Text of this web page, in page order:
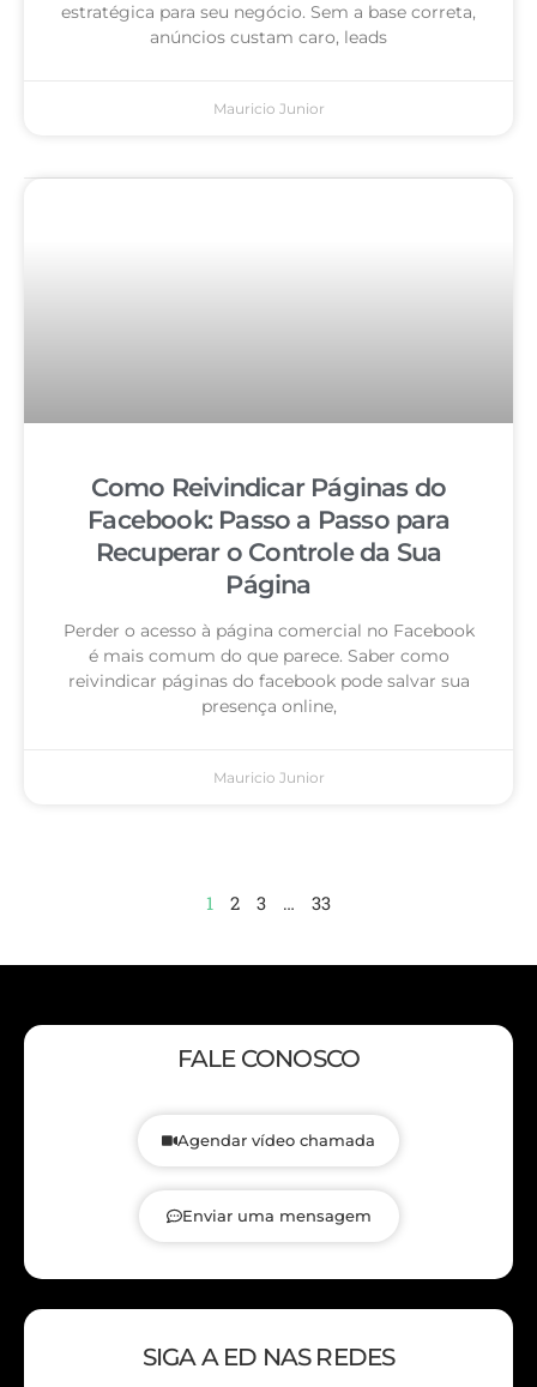
estratégica para seu negócio. Sem a base correta,
anúncios custam caro, leads
Mauricio Junior
Como Reivindicar Páginas do
Facebook: Passo a Passo para
Recuperar o Controle da Sua
Página
Perder o acesso à página comercial no Facebook
é mais comum do que parece. Saber como
reivindicar páginas do facebook pode salvar sua
presença online,
Mauricio Junior
1 2 3 … 33
FALE CONOSCO
Agendar vídeo chamada
Enviar uma mensagem
SIGA A ED NAS REDES